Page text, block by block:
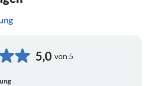
5,0 von 5